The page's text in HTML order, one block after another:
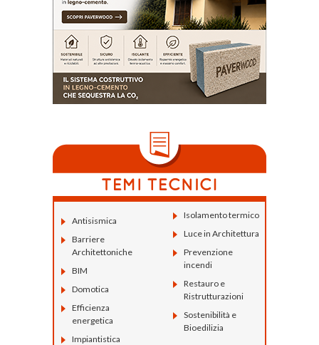
Antisismica
Barriere
Architettoniche
BIM
Domotica
Efficienza
energetica
Impiantistica
Isolamento termico
Luce in Architettura
Prevenzione
incendi
Restauro e
Ristrutturazioni
Sostenibilità e
Bioedilizia